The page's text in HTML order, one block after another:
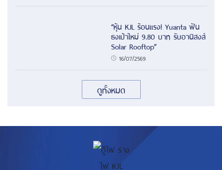
“หุ้น KJL ร้อนแรง! Yuanta ฟัน
ธงเป้าใหม่ 9.80 บาท รับอานิสงส์
Solar Rooftop”
16/07/2569
ดูทั้งหมด